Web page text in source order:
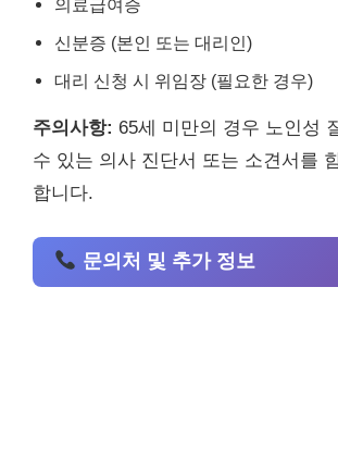
의료급여증
신분증 (본인 또는 대리인)
대리 신청 시 위임장 (필요한 경우)
주의사항: 65세 미만의 경우 노인성
수 있는 의사 진단서 또는 소견서를
합니다.
문의처 및 추가 정보